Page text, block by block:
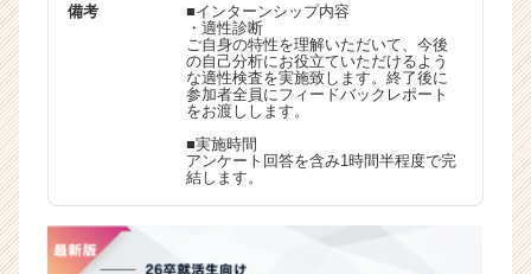
備考
■インターンシップ内容
・適性診断
ご自身の特性を理解いただいて、今後
の自己分析にお役立ていただけるよう
な適性検査を実施致します。終了後に
参加者全員にフィードバックレポート
をお渡しします。
■実施時間
アンケート回答を含み1時間半程度で完
結します。